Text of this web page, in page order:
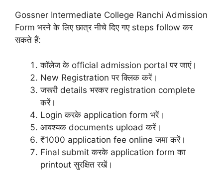
Gossner Intermediate College Ranchi Admission
Form भरने के लिए छात्र नीचे दिए गए steps follow कर
सकते हैं:
कॉलेज के official admission portal पर जाएं।
New Registration पर क्लिक करें।
जरूरी details भरकर registration complete
करें।
Login करके application form भरें।
आवश्यक documents upload करें।
₹1000 application fee online जमा करें।
Final submit करके application form का
printout सुरक्षित रखें।